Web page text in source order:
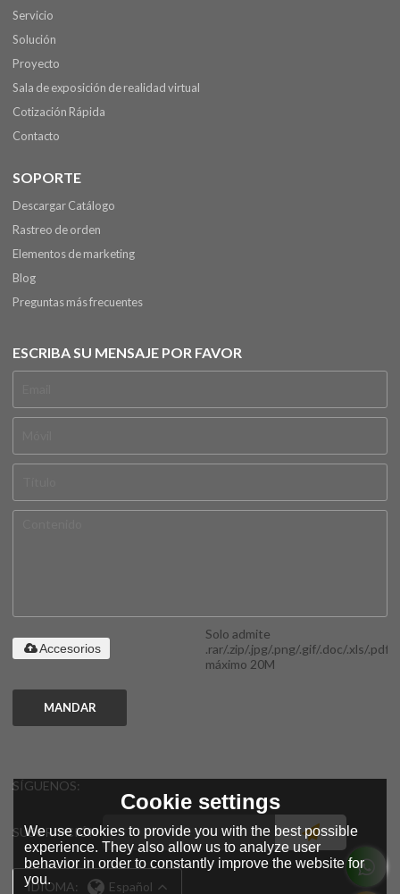
Servicio
Solución
Proyecto
Sala de exposición de realidad virtual
Cotización Rápida
Contacto
SOPORTE
Descargar Catálogo
Rastreo de orden
Elementos de marketing
Blog
Preguntas más frecuentes
ESCRIBA SU MENSAJE POR FAVOR
Solo admite
.rar/.zip/.jpg/.png/.gif/.doc/.xls/.pdf,
máximo 20M
Accesorios
MANDAR
SÍGUENOS:
SUSCRIPCIÓN
IDIOMA: Español
Cookie settings
We use cookies to provide you with the best possible
experience. They also allow us to analyze user
behavior in order to constantly improve the website for
you.